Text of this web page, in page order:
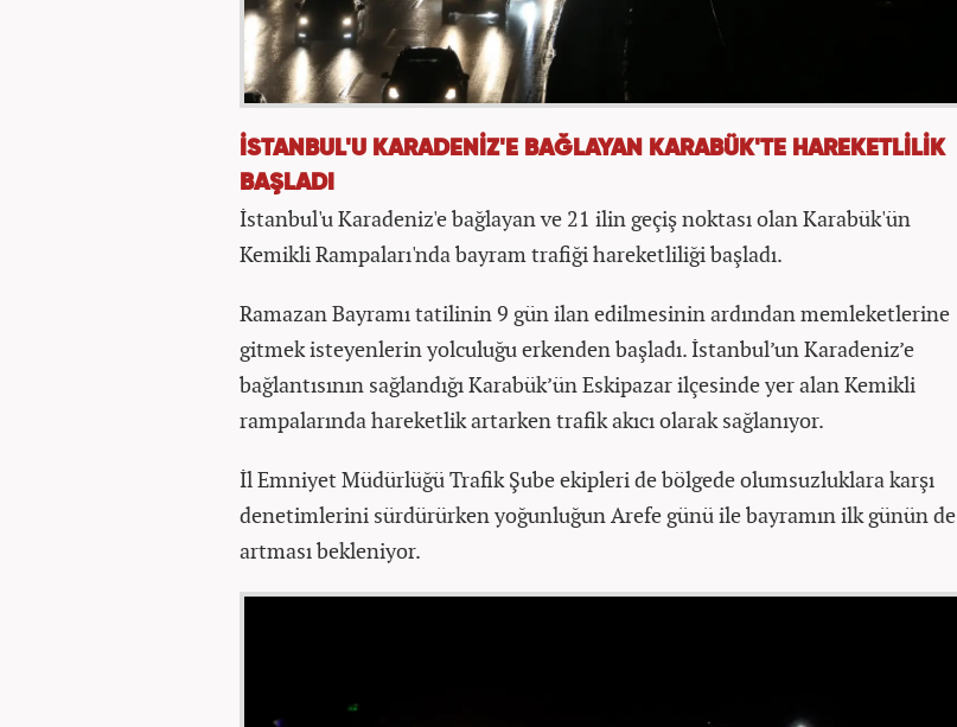
İSTANBUL'U KARADENİZ'E BAĞLAYAN KARABÜK'TE HAREKETLİLİK
BAŞLADI
İstanbul'u Karadeniz'e bağlayan ve 21 ilin geçiş noktası olan Karabük'ün
Kemikli Rampaları'nda bayram trafiği hareketliliği başladı.
Ramazan Bayramı tatilinin 9 gün ilan edilmesinin ardından memleketlerine
gitmek isteyenlerin yolculuğu erkenden başladı. İstanbul’un Karadeniz’e
bağlantısının sağlandığı Karabük’ün Eskipazar ilçesinde yer alan Kemikli
rampalarında hareketlik artarken trafik akıcı olarak sağlanıyor.
İl Emniyet Müdürlüğü Trafik Şube ekipleri de bölgede olumsuzluklara karşı
denetimlerini sürdürürken yoğunluğun Arefe günü ile bayramın ilk günün de
artması bekleniyor.